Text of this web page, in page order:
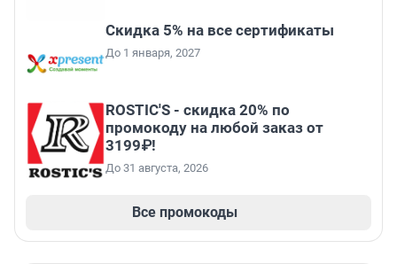
Скидка 5% на все сертификаты
До 1 января, 2027
ROSTIC'S - скидка 20% по
промокоду на любой заказ от
3199₽!
До 31 августа, 2026
Все промокоды